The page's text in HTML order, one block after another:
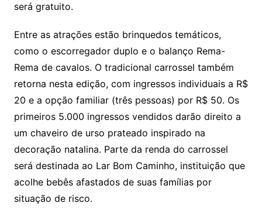
será gratuito.
Entre as atrações estão brinquedos temáticos,
como o escorregador duplo e o balanço Rema-
Rema de cavalos. O tradicional carrossel também
retorna nesta edição, com ingressos individuais a R$
20 e a opção familiar (três pessoas) por R$ 50. Os
primeiros 5.000 ingressos vendidos darão direito a
um chaveiro de urso prateado inspirado na
decoração natalina. Parte da renda do carrossel
será destinada ao Lar Bom Caminho, instituição que
acolhe bebês afastados de suas famílias por
situação de risco.